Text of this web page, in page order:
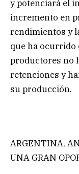
y potenciará el
incremento en
rendimientos y
que ha ocurrido
productores no
retenciones y
su producción.
ARGENTINA,
UNA GRAN